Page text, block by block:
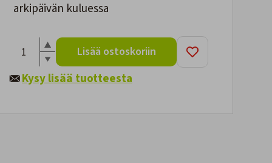
arkipäivän kuluessa
Lisää ostoskoriin
Kysy lisää tuotteesta